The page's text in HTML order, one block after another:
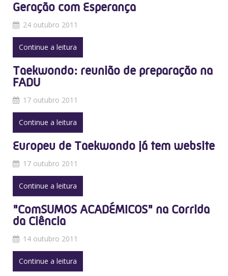
Geração com Esperança
24 outubro 2011
Continue a leitura
Taekwondo: reunião de preparação na
FADU
17 outubro 2011
Continue a leitura
Europeu de Taekwondo já tem website
17 outubro 2011
Continue a leitura
"ComSUMOS ACADÉMICOS" na Corrida
da Ciência
14 outubro 2011
Continue a leitura